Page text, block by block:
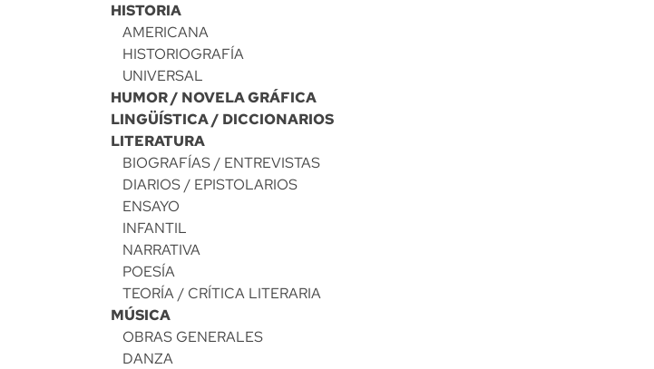
HISTORIA
AMERICANA
HISTORIOGRAFÍA
UNIVERSAL
HUMOR / NOVELA GRÁFICA
LINGÜÍSTICA / DICCIONARIOS
LITERATURA
BIOGRAFÍAS / ENTREVISTAS
DIARIOS / EPISTOLARIOS
ENSAYO
INFANTIL
NARRATIVA
POESÍA
TEORÍA / CRÍTICA LITERARIA
MÚSICA
OBRAS GENERALES
DANZA